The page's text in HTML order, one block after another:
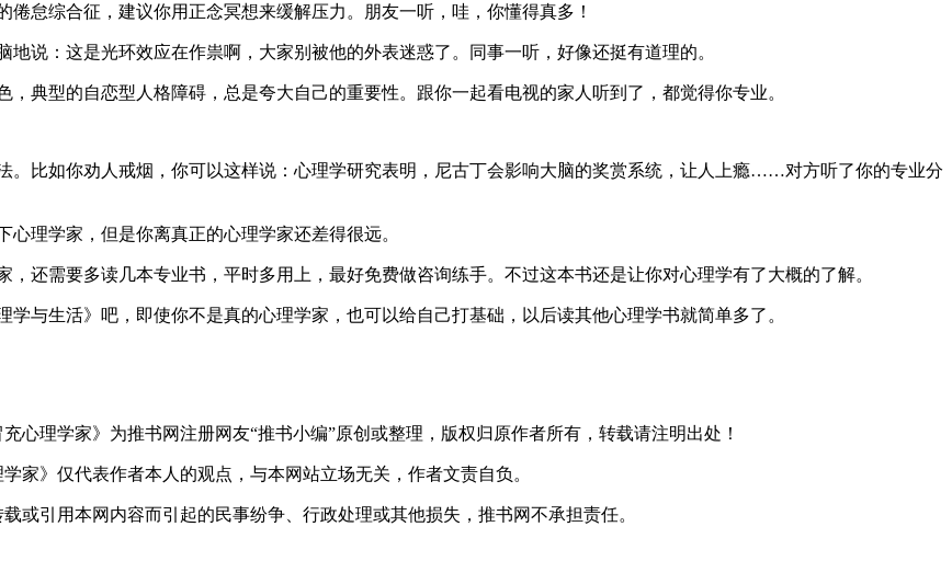
怠综合征，建议你用正念冥想来缓解压力。朋友一听，哇，你懂得真多！
说：这是光环效应在作祟啊，大家别被他的外表迷惑了。同事一听，好像还挺有道理的。
典型的自恋型人格障碍，总是夸大自己的重要性。跟你一起看电视的家人听到了，都觉得你专业。
。比如你劝人戒烟，你可以这样说：心理学研究表明，尼古丁会影响大脑的奖赏系统，让人上瘾……对方听了你的专业分
理学家，但是你离真正的心理学家还差得很远。
还需要多读几本专业书，平时多用上，最好免费做咨询练手。不过这本书还是让你对心理学有了大概的了解。
与生活》吧，即使你不是真的心理学家，也可以给自己打基础，以后读其他心理学书就简单多了。
心理学家》为推书网注册网友“推书小编”原创或整理，版权归原作者所有，转载请注明出处！
家》仅代表作者本人的观点，与本网站立场无关，作者文责自负。
或引用本网内容而引起的民事纷争、行政处理或其他损失，推书网不承担责任。